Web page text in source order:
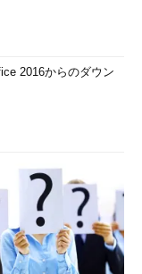
2016からのダウン